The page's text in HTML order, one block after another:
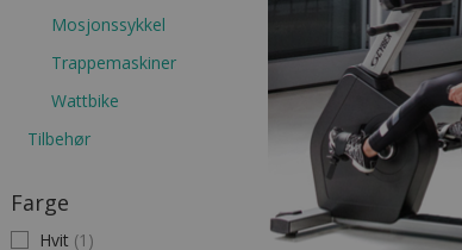
Mosjonssykkel
Trappemaskiner
Wattbike
Tilbehør
Farge
Hvit (1)